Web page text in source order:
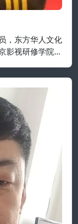
，东方华人文化
影视研修学院等
唱家一级演员；